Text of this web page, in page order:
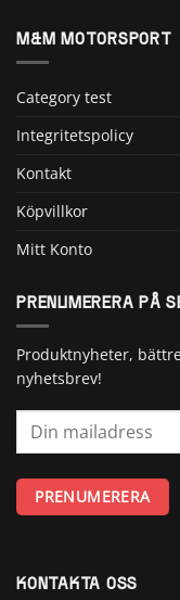
M&M MOTORSPORT
Category test
Integritetspolicy
Kontakt
Köpvillkor
Mitt Konto
PRENUMERERA PÅ
Produktnyheter,
nyhetsbrev!
KONTAKTA OSS